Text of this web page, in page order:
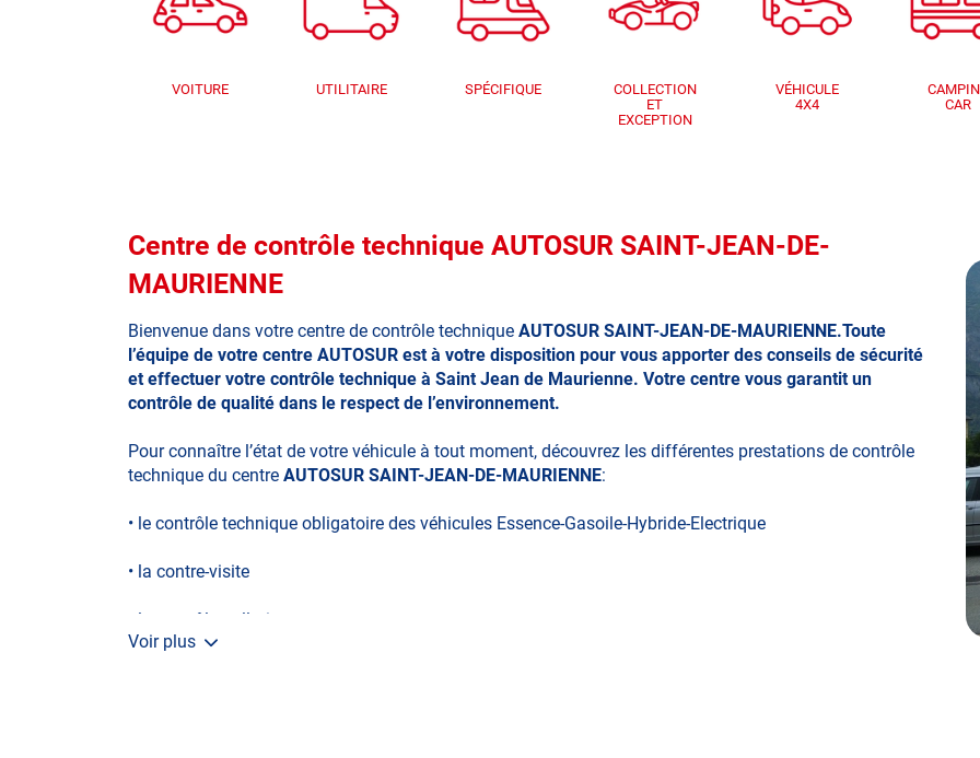
VOITURE UTILITAIRE SPÉCIFIQUE
COLLECTION
ET
EXCEPTION
VÉHICULE
4X4
CAR
Centre de contrôle technique AUTOSUR SAINT-JEAN-DE-
MAURIENNE
Bienvenue dans votre centre de contrôle technique AUTOSUR SAINT-JEAN-DE-MAURIENNE.Toute
l’équipe de votre centre AUTOSUR est à votre disposition pour vous apporter des conseils de sécurité
et effectuer votre contrôle technique à Saint Jean de Maurienne. Votre centre vous garantit un
contrôle de qualité dans le respect de l’environnement.
Pour connaître l’état de votre véhicule à tout moment, découvrez les différentes prestations de contrôle
technique du centre AUTOSUR SAINT-JEAN-DE-MAURIENNE:
• le contrôle technique obligatoire des véhicules Essence-Gasoile-Hybride-Electrique
• la contre-visite
• le contrôle pollution
Voir plus